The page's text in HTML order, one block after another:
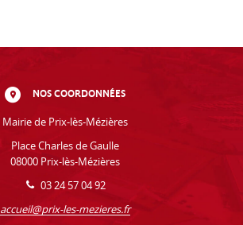
NOS COORDONNÉES
Mairie de Prix-lès-Mézières
Place Charles de Gaulle
08000 Prix-lès-Mézières
03 24 57 04 92
accueil@prix-les-mezieres.fr